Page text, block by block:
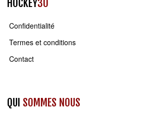
HOCKEY30
Confidentialité
Termes et conditions
Contact
QUI SOMMES NOUS